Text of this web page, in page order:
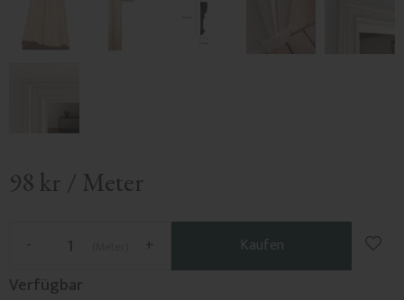
98 kr / Meter
+
- Kaufen
Zu
Verfügbar